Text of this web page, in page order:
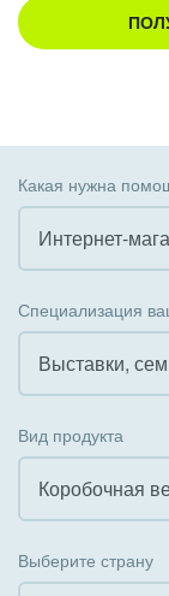
Какая нужна
Интернет-
Внедрение
Интеграция
Организация
Внедрение
Специализация
Выставки,
Вид продукта
Коробочная
Выберите страну